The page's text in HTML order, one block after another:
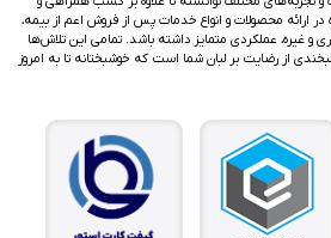
در ارائه محصولات و انواع خدمات پس از فروش اعم از بیمه،
و غیره، عملکردی متمایز داشته باشد. تمامی این تلاش‌ها
از رضایت بر لبان شما است که خوشبختانه تا به امروز